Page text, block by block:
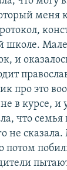
меня
школе.
и
про это
в курсе, и
что семья
не
потом